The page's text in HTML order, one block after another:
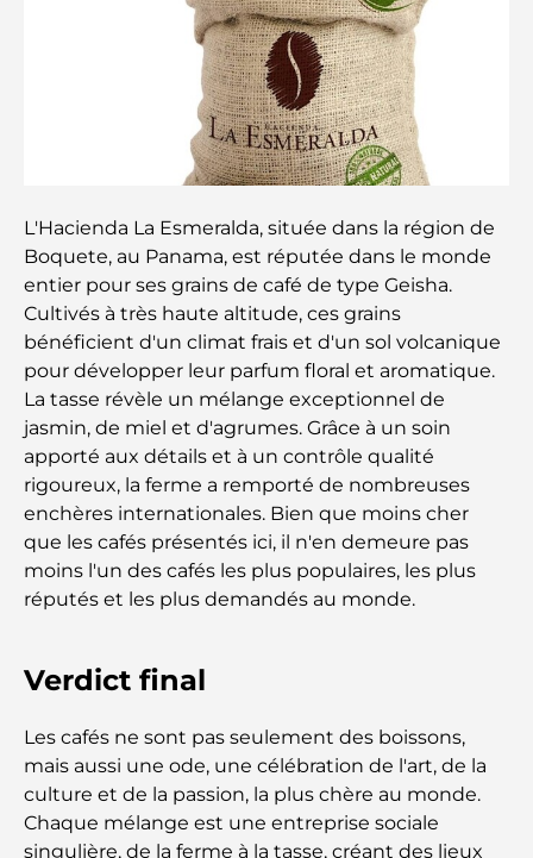
Les meilleurs cafés du centre-ville de Dubaï : le
guide complet des amateurs de café
Les Mercedes les plus chères jamais créées
Déménager à Dubaï depuis l'Australie : Guide
complet du déménagement
Safari de luxe d'une nuit dans le désert de Dubaï :
une escapade haut de gamme
Les voitures les plus chères de Tesla : l'innovation
au service de la performance
Restaurants Al Wasl : les restaurants les plus
célèbres de Dubaï
Les 10 pays les plus riches du monde
Activités à faire avec des enfants à Dubaï : un
guide complet pour les familles
Les meilleurs complexes hôteliers balnéaires de
Dubaï pour une escapade de luxe
Lieux romantiques à Dubaï pour des moments
L'Hacienda La Esmeralda, située dans la région de
Boquete, au Panama, est réputée dans le monde
entier pour ses grains de café de type Geisha.
Cultivés à très haute altitude, ces grains
bénéficient d'un climat frais et d'un sol volcanique
pour développer leur parfum floral et aromatique.
La tasse révèle un mélange exceptionnel de
jasmin, de miel et d'agrumes. Grâce à un soin
apporté aux détails et à un contrôle qualité
rigoureux, la ferme a remporté de nombreuses
enchères internationales. Bien que moins cher
que les cafés présentés ici, il n'en demeure pas
moins l'un des cafés les plus populaires, les plus
réputés et les plus demandés au monde.
Verdict final
Les cafés ne sont pas seulement des boissons,
mais aussi une ode, une célébration de l'art, de la
culture et de la passion, la plus chère au monde.
Chaque mélange est une entreprise sociale
singulière, de la ferme à la tasse, créant des lieux